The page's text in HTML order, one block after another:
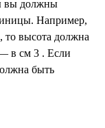
вы должны
Например,
то высота должна
в см 3 . Если
быть